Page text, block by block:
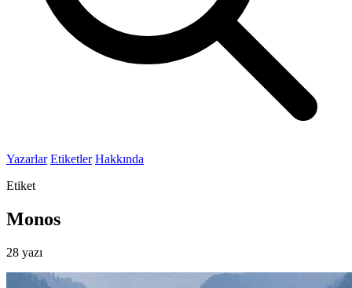
Yazarlar Etiketler Hakkında
Etiket
Monos
28 yazı